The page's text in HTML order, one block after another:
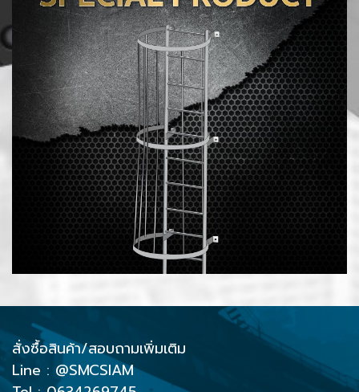
สั่งซื้อสินค้า/สอบถามเพิ่มเติม
Line : @SMCSIAM